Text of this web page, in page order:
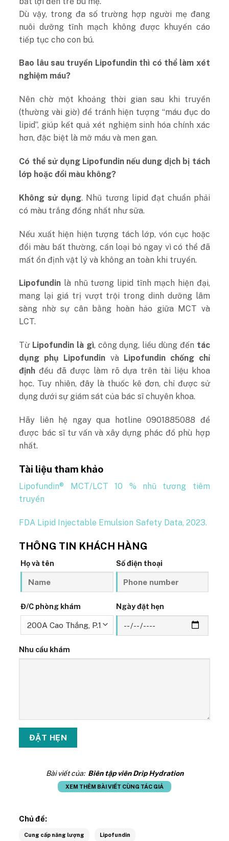
Dù vậy, trong đa số trường hợp người mẹ đang
nuôi dưỡng tĩnh mạch không được khuyến cáo
tiếp tục cho con bú.
Bao lâu sau truyền Lipofundin thì có thể làm xét
nghiệm máu?
Nên chờ một khoảng thời gian sau khi truyền
(thường vài giờ) để tránh hiện tượng “máu đục do
lipid”, giúp kết quả xét nghiệm sinh hóa chính xác
hơn, đặc biệt là mỡ máu và men gan.
Có thể sử dụng Lipofundin nếu dung dịch bị tách
lớp hoặc đổi màu không?
Không sử dụng. Nhũ tương lipid đạt chuẩn phải
có màu trắng đồng nhất như sữa.
Nếu xuất hiện hiện tượng tách lớp, vón cục hoặc
đổi màu bất thường, cần loại bỏ ngay vì có thể đã
mất ổn định vật lý và không an toàn khi truyền.
Lipofundin là nhũ tương lipid tĩnh mạch hiện đại,
mang lại giá trị vượt trội trong dinh dưỡng lâm
sàng nhờ sự cân bằng hoàn hảo giữa MCT và
LCT.
Từ Lipofundin là gì, công dụng, liều dùng đến tác
dụng phụ Lipofundin và Lipofundin chống chỉ
định đều đã được làm rõ dựa trên tài liệu khoa
học. Tuy nhiên, đây là thuốc kê đơn, chỉ được sử
dụng dưới sự giám sát của bác sĩ chuyên khoa.
Hãy liên hệ ngay qua hotline 0901885088 để
được bác sĩ tư vấn và xây dựng phác đồ phù hợp
nhất.
Tài liệu tham khảo
Lipofundin® MCT/LCT 10 % nhũ tương tiêm
truyền
FDA Lipid Injectable Emulsion Safety Data, 2023.
THÔNG TIN KHÁCH HÀNG
Họ và tên Số điện thoại
Đ/C phòng khám Ngày đặt hẹn
Nhu cầu khám
Bài viết của: Biên tập viên Drip Hydration
XEM THÊM BÀI VIẾT CÙNG TÁC GIẢ
Chủ đề:
Cung cấp năng lượng Lipofundin